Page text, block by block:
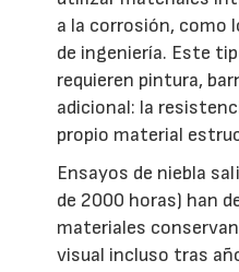
a la corrosión, como
de ingeniería. Este
requieren pintura,
adicional: la
propio material
Ensayos de niebla
de 2000 horas) han
materiales
visual incluso tras